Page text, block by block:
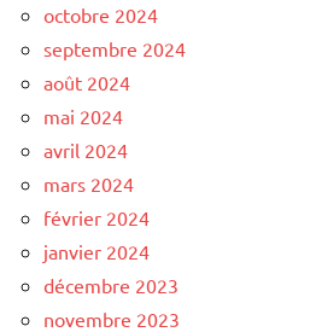
octobre 2024
septembre 2024
août 2024
mai 2024
avril 2024
mars 2024
février 2024
janvier 2024
décembre 2023
novembre 2023